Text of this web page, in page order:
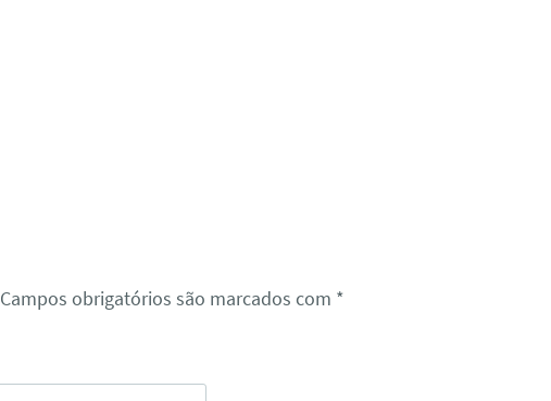
Campos obrigatórios são marcados com *